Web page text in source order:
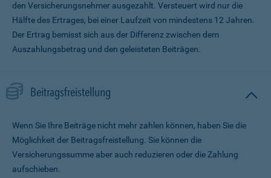
den Versicherungsnehmer ausgezahlt. Versteuert wird nur die
Hälfte des Ertrages, bei einer Laufzeit von mindestens 12 Jahren.
Der Ertrag bemisst sich aus der Differenz zwischen dem
Auszahlungsbetrag und den geleisteten Beiträgen.
Beitragsfreistellung
Wenn Sie Ihre Beiträge nicht mehr zahlen können, haben Sie die
Möglichkeit der Beitragsfreistellung. Sie können die
Versicherungssumme aber auch reduzieren oder die Zahlung
aufschieben.